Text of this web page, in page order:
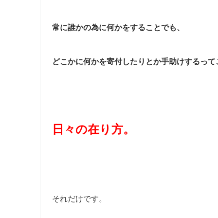
常に誰かの為に何かをすることでも、
どこかに何かを寄付したりとか手助けするって
日々の在り方。
それだけです。